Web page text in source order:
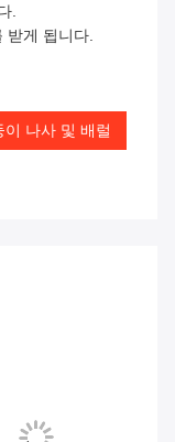
.
받게 됩니다.
이 나사 및 배럴